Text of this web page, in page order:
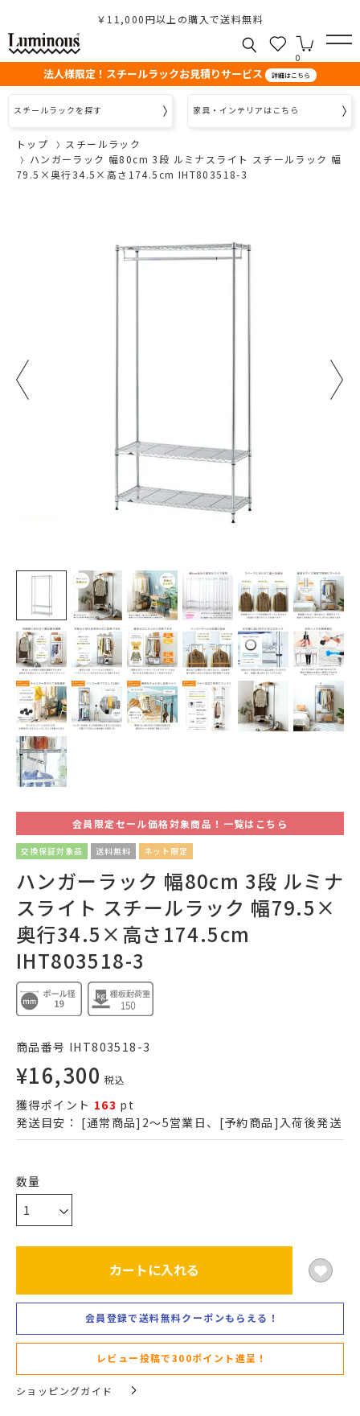
￥11,000円以上の購入で送料無料
0
法人様限定！スチールラックお見積りサービス 詳細はこちら
スチールラックを探す 家具・インテリアはこちら
トップ
スチールラック
ハンガーラック 幅80cm 3段 ルミナスライト スチールラック 幅
79.5×奥行34.5×高さ174.5cm IHT803518-3
会員限定セール価格対象商品！一覧はこちら
交換保証対象品 送料無料 ネット限定
ハンガーラック 幅80cm 3段 ルミナ
スライト スチールラック 幅79.5×
奥行34.5×高さ174.5cm
IHT803518-3
商品番号 IHT803518-3
¥16,300 税込
獲得ポイント 163 pt
発送目安： [通常商品]2～5営業日、[予約商品]入荷後発送
カートに入れる
会員登録で送料無料クーポンもらえる！
レビュー投稿で300ポイント進呈！
ショッピングガイド